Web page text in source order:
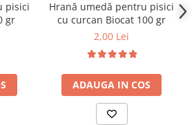
cereale, extracte proteice vegetale,
Vitamina D3 203 UI, Vitamina E 13,5
10,7 mg, Iod 1,17 mg, Vitamina
Proteină brută 8%, grăsimi brute
fibre 0,3%, cenușă 3%.
pisici
gr
Hrană umedă pentru pisici
cu curcan Biocat 100 gr
2,00 Lei
ADAUGA IN COS